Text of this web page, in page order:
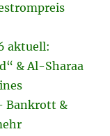
aktuell:
& Al-Sharaa
Bankrott &